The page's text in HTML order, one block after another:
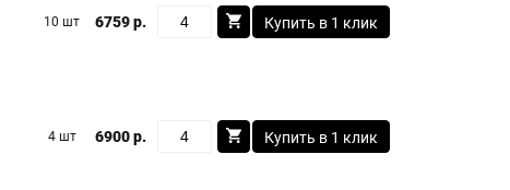
10 шт 6759 р. Купить в 1 клик
4 шт 6900 р. Купить в 1 клик